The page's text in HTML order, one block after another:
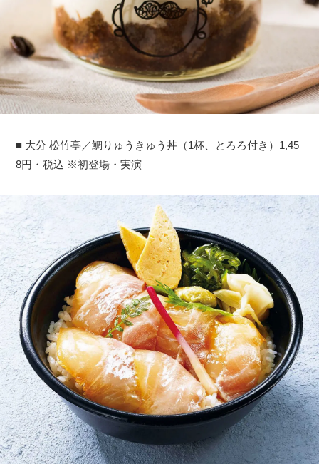
■ 大分 松竹亭／鯛りゅうきゅう丼（1杯、とろろ付き）1,45
8円・税込 ※初登場・実演